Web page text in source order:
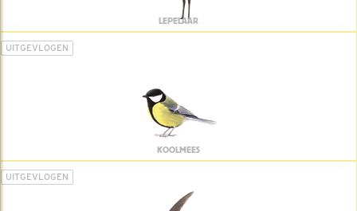
LEPELAAR
UITGEVLOGEN
KOOLMEES
UITGEVLOGEN